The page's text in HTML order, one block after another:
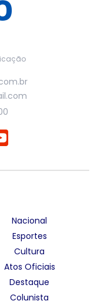
Nacional
Esportes
Cultura
Atos Oficiais
Destaque
Colunista